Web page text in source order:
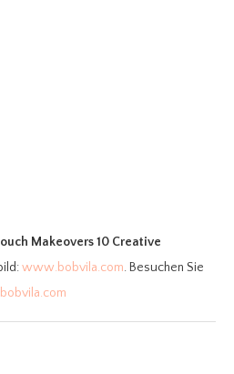
Makeovers 10 Creative
www.bobvila.com. Besuchen Sie